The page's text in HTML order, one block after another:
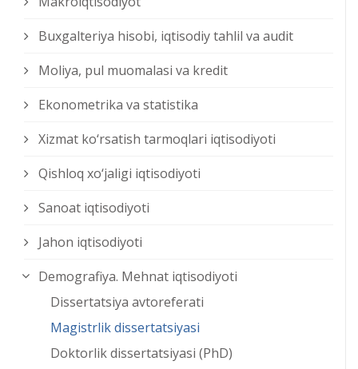
Buxgalteriya hisobi, iqtisodiy tahlil va audit
Moliya, pul muomalasi va kredit
Ekonometrika va statistika
Xizmat kо‘rsatish tarmoqlari iqtisodiyoti
Qishloq xо‘jaligi iqtisodiyoti
Sanoat iqtisodiyoti
Jahon iqtisodiyoti
Demografiya. Mehnat iqtisodiyoti
Dissertatsiya avtoreferati
Magistrlik dissertatsiyasi
Doktorlik dissertatsiyasi (PhD)